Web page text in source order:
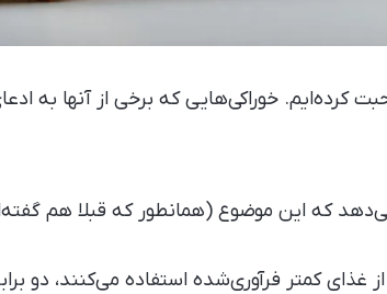
کرده‌ایم. خوراکی‌هایی که برخی از آنها به
که این موضوع (همانطور که قبلا هم
غذای کمتر فرآوری‌شده استفاده می‌کنند، دو